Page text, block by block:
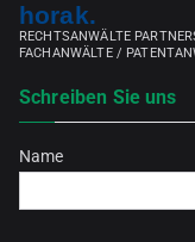
horak.
RECHTSANWÄLTE
FACHANWÄLTE /
Schreiben Sie uns
Name